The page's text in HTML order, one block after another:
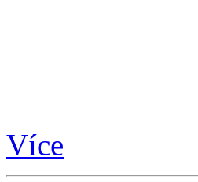
Více